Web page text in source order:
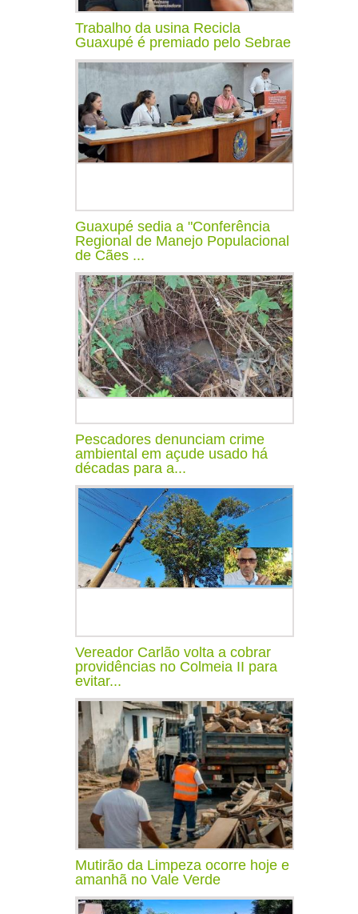
Trabalho da usina Recicla
Guaxupé é premiado pelo Sebrae
Guaxupé sedia a "Conferência
Regional de Manejo Populacional
de Cães ...
Pescadores denunciam crime
ambiental em açude usado há
décadas para a...
Vereador Carlão volta a cobrar
providências no Colmeia II para
evitar...
Mutirão da Limpeza ocorre hoje e
amanhã no Vale Verde